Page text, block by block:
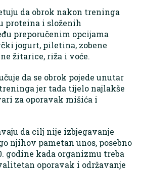
da obrok nakon treninga
proteina i složenih
preporučenim opcijama
jogurt, piletina, zobene
žitarice, riža i voće.
da se obrok pojede unutar
jer tada tijelo najlakše
za oporavak mišića i
da cilj nije izbjegavanje
njihov pametan unos, posebno
godine kada organizmu treba
oporavak i održavanje